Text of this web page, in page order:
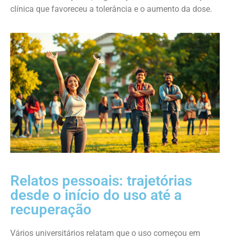
clínica que favoreceu a tolerância e o aumento da dose.
Relatos pessoais: trajetórias
desde o início do uso até a
recuperação
Vários universitários relatam que o uso começou em